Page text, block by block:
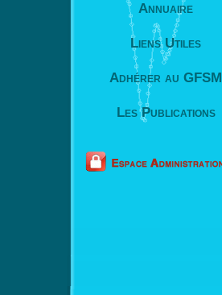
Annuaire
Liens Utiles
Adhérer au GFSM
Les Publications